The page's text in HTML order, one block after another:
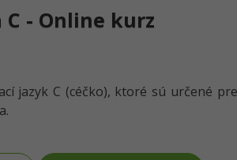
- Online kurz
jazyk C (céčko), ktoré sú určené